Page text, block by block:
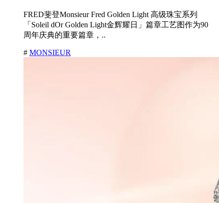
FRED斐登Monsieur Fred Golden Light 高级珠宝系列
「Soleil dOr Golden Light金辉耀日」篇章工艺图作为90
周年庆典的重要篇章，..
# MONSIEUR